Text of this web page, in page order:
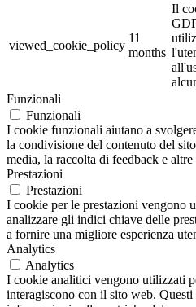
viewed_cookie_policy
11
months
Il
Funzionali
Funzionali
I cookie funzionali aiutano a
la condivisione del contenuto del
media, la raccolta di feedback e
Prestazioni
Prestazioni
I cookie per le prestazioni vengono
analizzare gli indici chiave delle
a fornire una migliore esperienza
Analytics
Analytics
I cookie analitici vengono utilizzati
interagiscono con il sito web.